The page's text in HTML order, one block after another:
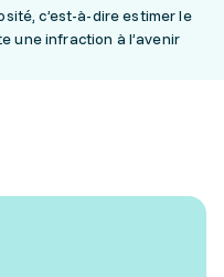
c’est-à-dire estimer le
une infraction à l’avenir